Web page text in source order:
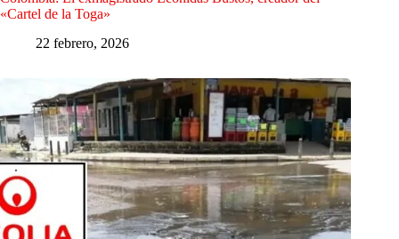
«Cartel de la Toga»
22 febrero, 2026